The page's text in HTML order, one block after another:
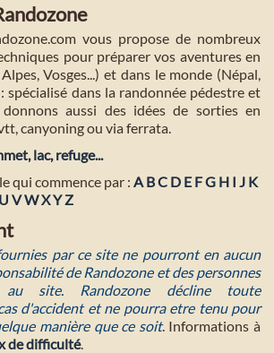
vous propose de nombreux
pour préparer vos aventures en
Vosges...) et dans le monde (Népal,
spécialisé dans la randonnée pédestre et
aussi des idées de sorties en
canyoning ou via ferrata.
lac, refuge...
qui commence par : A BC D E FG H I J K
U VWXYZ
par ce site ne pourront en aucun
de Randozone et des personnes
site. Randozone décline toute
d'accident et ne pourra etre tenu pour
manière que ce soit. Informations à
de difficulté.